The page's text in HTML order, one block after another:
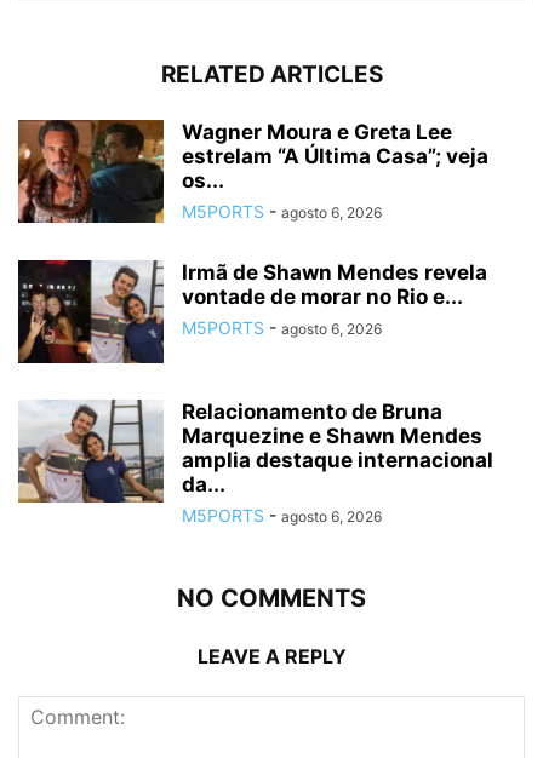
RELATED ARTICLES
Wagner Moura e Greta Lee
estrelam “A Última Casa”; veja
os...
M5PORTS - agosto 6, 2026
Irmã de Shawn Mendes revela
vontade de morar no Rio e...
M5PORTS - agosto 6, 2026
Relacionamento de Bruna
Marquezine e Shawn Mendes
amplia destaque internacional
da...
M5PORTS - agosto 6, 2026
NO COMMENTS
LEAVE A REPLY